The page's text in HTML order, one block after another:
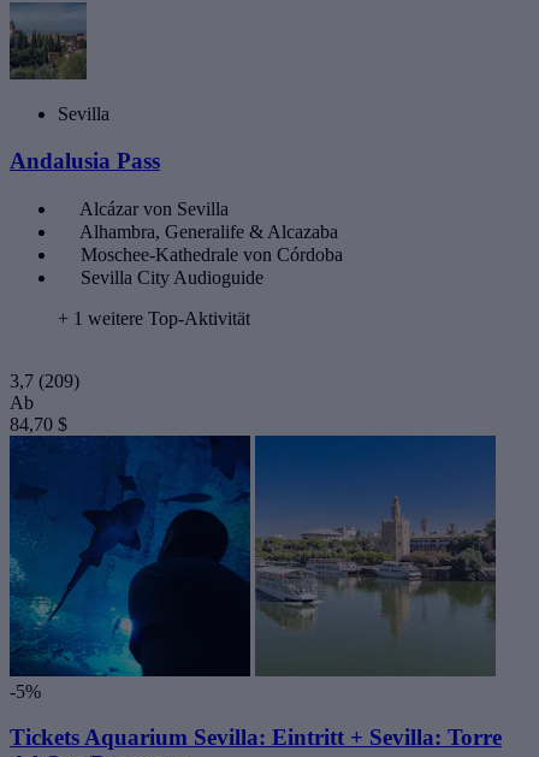
Sevilla
Andalusia Pass
Alcázar von Sevilla
Alhambra, Generalife & Alcazaba
Moschee-Kathedrale von Córdoba
Sevilla City Audioguide
+ 1 weitere Top-Aktivität
3,7 (209)
Ab
84,70 $
-5%
Tickets Aquarium Sevilla: Eintritt + Sevilla: Torre